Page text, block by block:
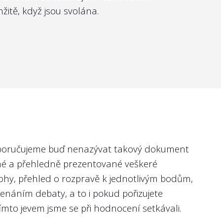
standard, protože se stále jedná o
se nerozhodne oznámení učinit. Ke
najevo identita oznamovatele, aby se
aby podmínky výběrového řízení
zvýhodnění politicky preferovaných
změně zaměstnání nebo bydliště, proto je
pozici. Pro přilákání dostatečného
zvážit také použití headhuntingových
když jsou svolána.
buď nenazývat takový dokument
a přehledně prezentované veškeré
přehled o rozpravě k jednotlivým bodům,
debaty, a to i pokud pořizujete
jevem jsme se při hodnocení setkávali.